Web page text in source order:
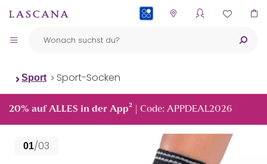
Sport Sport-Socken
20% auf ALLES in der App² | Code: APPDEAL2026
01/03